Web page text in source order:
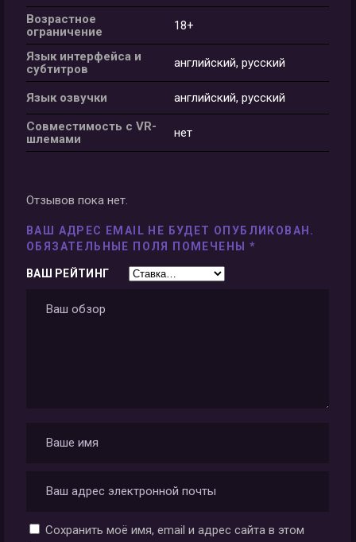
Возрастное
ограничение
18+
Язык интерфейса и
субтитров
английский, русский
Язык озвучки
английский, русский
Совместимость с VR-
шлемами
нет
Отзывов пока нет.
ВАШ АДРЕС EMAIL НЕ БУДЕТ ОПУБЛИКОВАН.
ОБЯЗАТЕЛЬНЫЕ ПОЛЯ ПОМЕЧЕНЫ *
ВАШ РЕЙТИНГ
Сохранить моё имя, email и адрес сайта в этом